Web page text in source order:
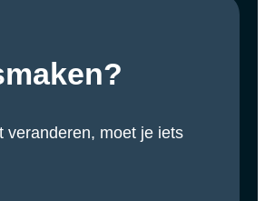
veranderen, moet je iets